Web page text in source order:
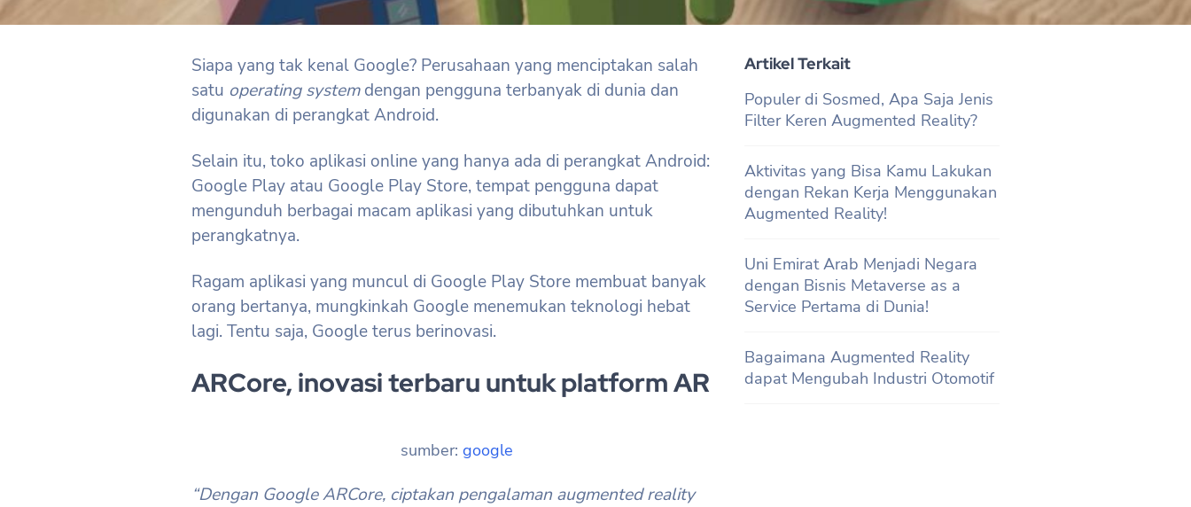
Siapa yang tak kenal Google? Perusahaan yang menciptakan salah
satu operating systemdengan pengguna terbanyak di dunia dan
digunakan di perangkat Android.
Selain itu, toko aplikasi online yang hanya ada di perangkat Android:
Google Play atau Google Play Store, tempat pengguna dapat
mengunduh berbagai macam aplikasi yang dibutuhkan untuk
perangkatnya.
Ragam aplikasi yang muncul di Google Play Store membuat banyak
orang bertanya, mungkinkah Google menemukan teknologi hebat
lagi. Tentu saja, Google terus berinovasi.
ARCore, inovasi terbaru untuk platform AR
sumber:google
“Dengan Google ARCore, ciptakan pengalaman augmented reality
Artikel Terkait
Populer di Sosmed, Apa Saja Jenis
Filter Keren Augmented Reality?
Aktivitas yang Bisa Kamu Lakukan
dengan Rekan Kerja Menggunakan
Augmented Reality!
Uni Emirat Arab Menjadi Negara
dengan Bisnis Metaverse as a
Service Pertama di Dunia!
Bagaimana Augmented Reality
dapat Mengubah Industri Otomotif